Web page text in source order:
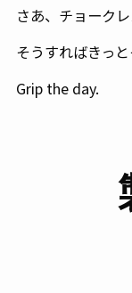
さあ、チョーク
そうすればきっと
Grip the day.